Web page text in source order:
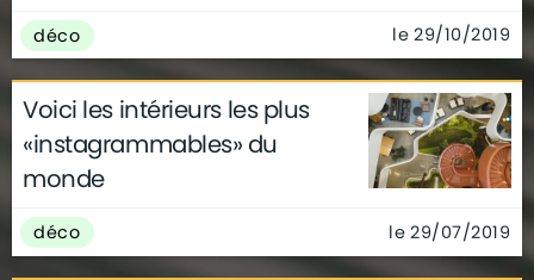
déco le 29/10/2019
Voici les intérieurs les plus
«instagrammables» du
monde
déco le 29/07/2019